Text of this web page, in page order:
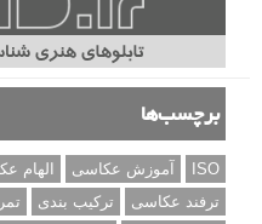
برچسب‌ها
ISO آموزش عکاسی الهام
ترفند عکاسی
ترکیب بندی